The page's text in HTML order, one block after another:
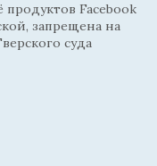
Facebook
запрещена на
суда